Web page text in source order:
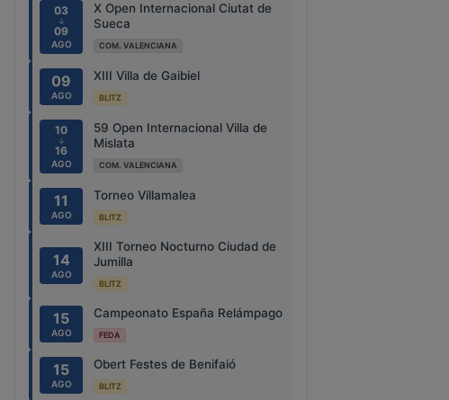
03
↓
09
AGO
X Open Internacional Ciutat de
Sueca
COM. VALENCIANA
09
AGO
XIII Villa de Gaibiel
BLITZ
10
↓
16
AGO
59 Open Internacional Villa de
Mislata
COM. VALENCIANA
11
AGO
Torneo Villamalea
BLITZ
14
AGO
XIII Torneo Nocturno Ciudad de
Jumilla
BLITZ
15
AGO
Campeonato España Relámpago
FEDA
15
AGO
Obert Festes de Benifaió
BLITZ